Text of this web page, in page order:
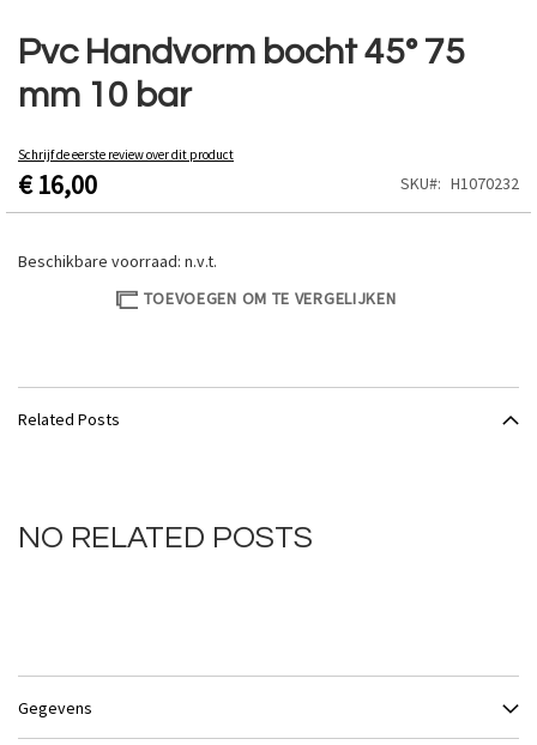
Pvc Handvorm bocht 45° 75
mm 10 bar
Schrijf de eerste review over dit product
€ 16,00 SKU H1070232
Beschikbare voorraad: n.v.t.
TOEVOEGEN OM TE VERGELIJKEN
naar
het
begin
van
afbeeldingen-
gallerij
Related Posts
NO RELATED POSTS
Gegevens